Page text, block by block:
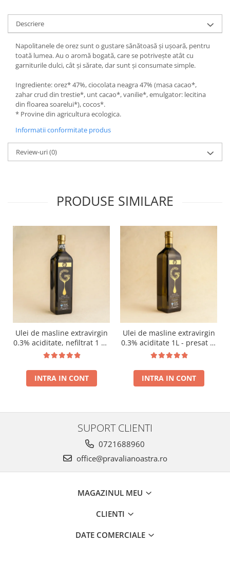
Descriere
Napolitanele de orez sunt o gustare sănătoasă și ușoară, pentru
toată lumea. Au o aromă bogată, care se potrivește atât cu
garniturile dulci, cât și sărate, dar sunt și consumate simple.
Ingrediente: orez* 47%, ciocolata neagra 47% (masa cacao*,
zahar crud din trestie*, unt cacao*, vanilie*, emulgator: lecitina
din floarea soarelui*), cocos*.
* Provine din agricultura ecologica.
Informatii conformitate produs
Review-uri(0)
PRODUSE SIMILARE
Ulei de masline extravirgin
0.3% aciditate, nefiltrat 1 L -
presat la rece RECOLTA
INTRA IN CONT
Ulei de masline extravirgin
0.3% aciditate 1L - presat la
rece RECOLTA NOUA
INTRA IN CONT
SUPORT CLIENTI
0721688960
office@pravalianoastra.ro
MAGAZINUL MEU
CLIENTI
DATE COMERCIALE